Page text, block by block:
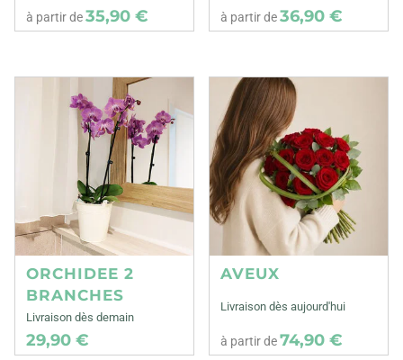
à partir de35,90 € à partir de36,90 €
ORCHIDEE 2
BRANCHES
Livraison dès demain
29,90 €
AVEUX
Livraison dès aujourd'hui
à partir de74,90 €